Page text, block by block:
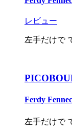
レビュー
左手だけで
Ferdy Fennec
左手だけで